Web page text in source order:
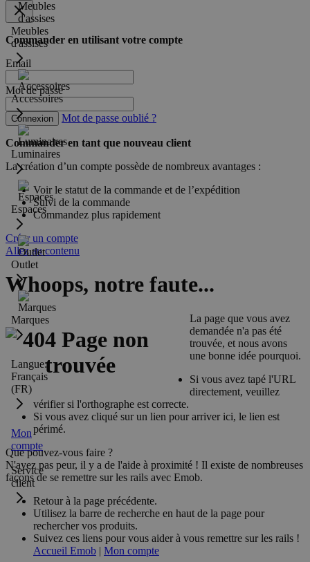
Meubles
d'assises
Accessoires
Luminaires
Espaces
Outlet
Marques
Langue:
Français
(FR)
Mon
compte
Service
client
Commander en utilisant votre compte
Email
Mot de passe
Connexion Mot de passe oublié ?
Commander en tant que nouveau client
La création d’un compte possède de nombreux avantages :
Voir le statut de la commande et de l’expédition
Suivi de la commande
Commandez plus rapidement
Créer un compte
Allez au contenu
Whoops, notre faute...
La page que vous avez
demandée n'a pas été
trouvée, et nous avons
une bonne idée pourquoi.
Si vous avez tapé l'URL
directement, veuillez
vérifier si l'orthographe est correcte.
Si vous avez cliqué sur un lien pour arriver ici, le lien est
périmé.
Que pouvez-vous faire ?
N'ayez pas peur, il y a de l'aide à proximité ! Il existe de nombreuses
façons de se remettre sur les rails avec Emob.
Retour à la page précédente.
Utilisez la barre de recherche en haut de la page pour
rechercher vos produits.
Suivez ces liens pour vous aider à vous remettre sur les rails !
Accueil Emob | Mon compte